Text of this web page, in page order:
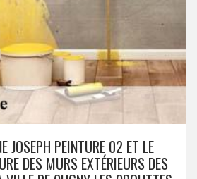
JOSEPH PEINTURE 02 ET LE
DES MURS EXTÉRIEURS DES